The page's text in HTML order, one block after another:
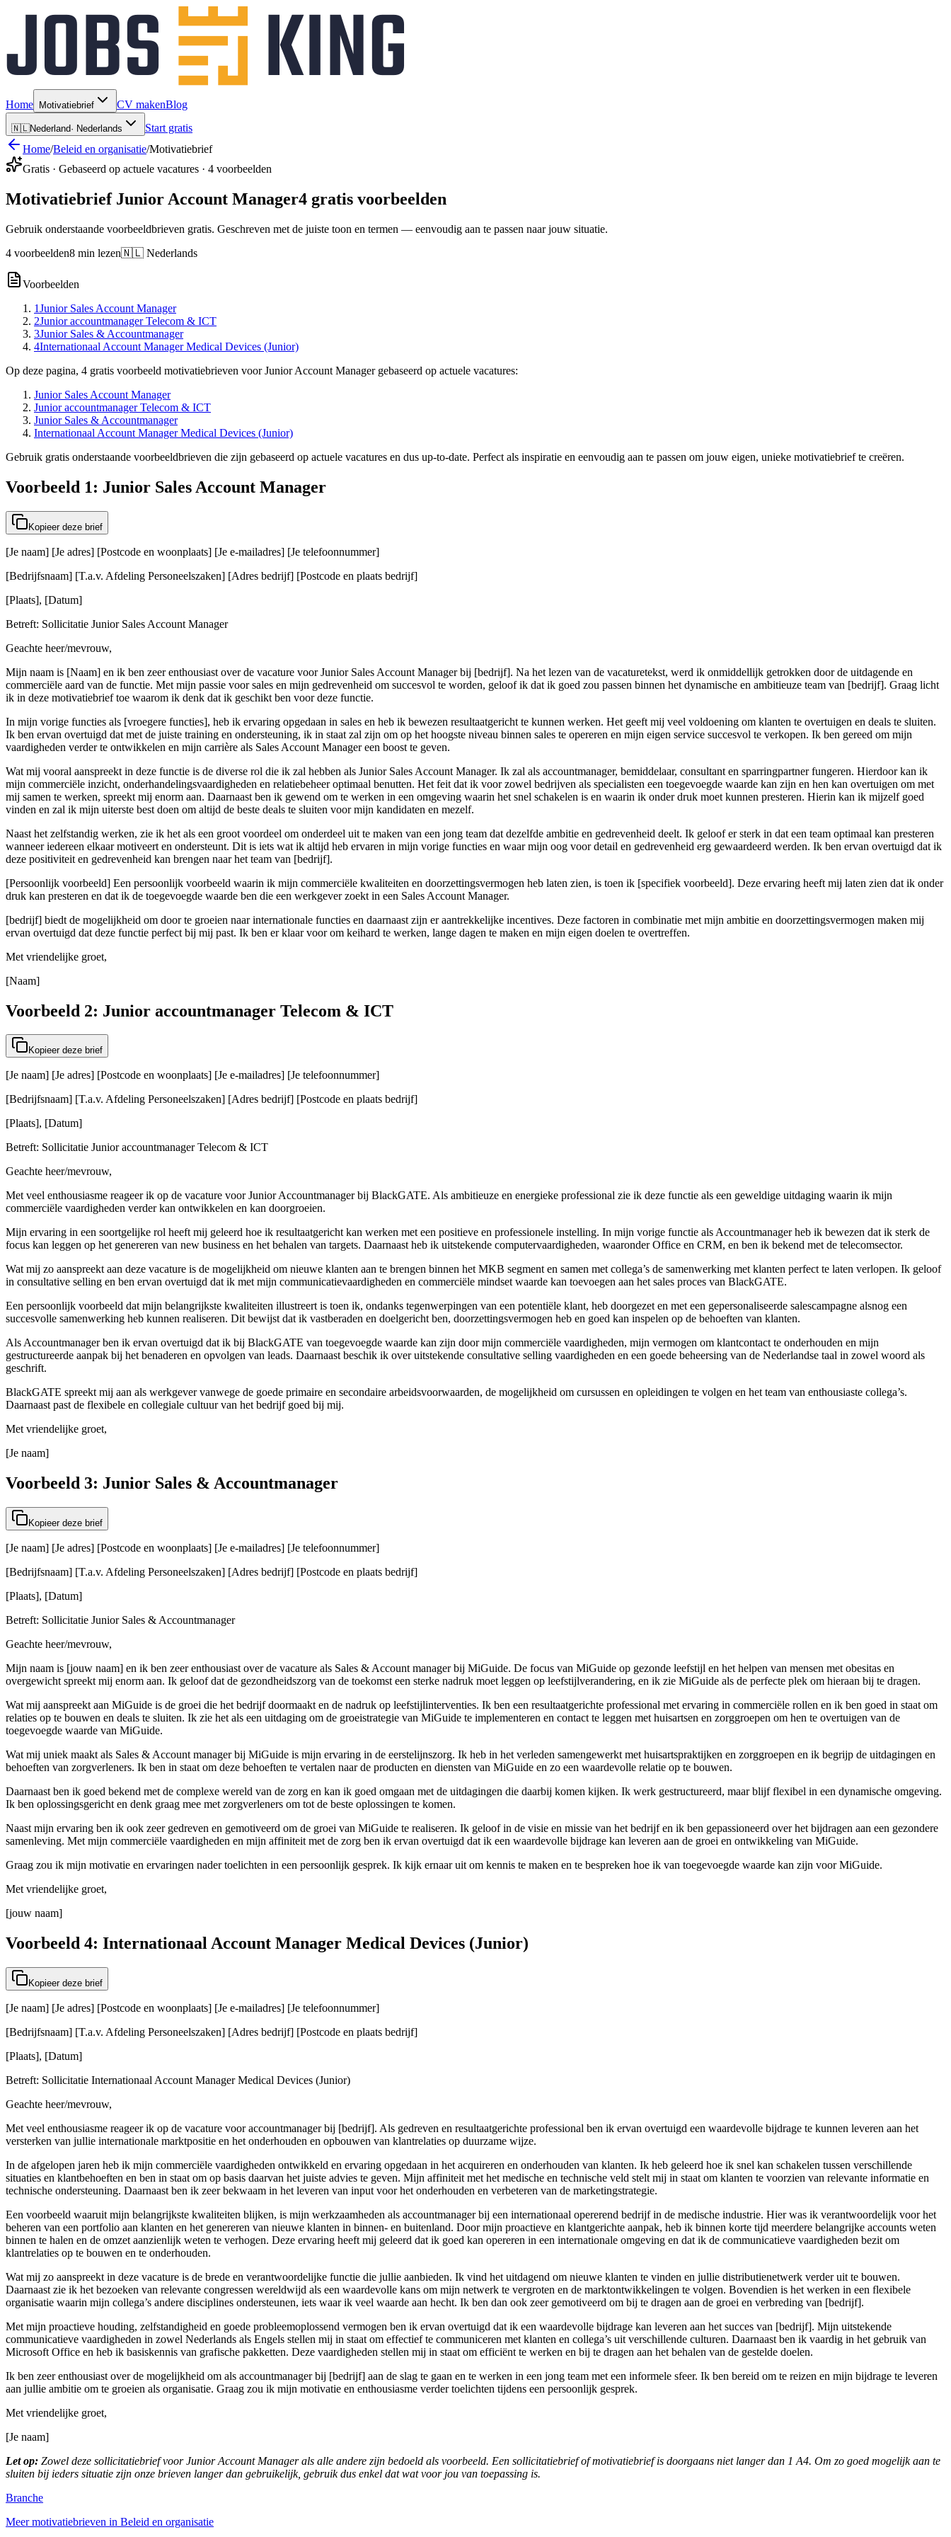
Home Motivatiebrief CV makenBlog
🇳🇱Nederland· Nederlands
Start gratis
Home/Beleid en organisatie/Motivatiebrief
Gratis · Gebaseerd op actuele vacatures · 4 voorbeelden
Motivatiebrief Junior Account Manager4 gratis voorbeelden
Gebruik onderstaande voorbeeldbrieven gratis. Geschreven met de juiste toon en termen — eenvoudig aan te passen naar jouw situatie.
4 voorbeelden8 min lezen🇳🇱 Nederlands
Voorbeelden
1Junior Sales Account Manager
2Junior accountmanager Telecom & ICT
3Junior Sales & Accountmanager
4Internationaal Account Manager Medical Devices (Junior)
Op deze pagina, 4 gratis voorbeeld motivatiebrieven voor Junior Account Manager gebaseerd op actuele vacatures:
Junior Sales Account Manager
Junior accountmanager Telecom & ICT
Junior Sales & Accountmanager
Internationaal Account Manager Medical Devices (Junior)
Gebruik gratis onderstaande voorbeeldbrieven die zijn gebaseerd op actuele vacatures en dus up-to-date. Perfect als inspiratie en eenvoudig aan te passen om jouw eigen, unieke motivatiebrief te creëren.
Voorbeeld 1: Junior Sales Account Manager
Kopieer deze brief
[Je naam] [Je adres] [Postcode en woonplaats] [Je e-mailadres] [Je telefoonnummer]
[Bedrijfsnaam] [T.a.v. Afdeling Personeelszaken] [Adres bedrijf] [Postcode en plaats bedrijf]
[Plaats], [Datum]
Betreft: Sollicitatie Junior Sales Account Manager
Geachte heer/mevrouw,
Mijn naam is [Naam] en ik ben zeer enthousiast over de vacature voor Junior Sales Account Manager bij [bedrijf]. Na het lezen van de vacaturetekst, werd ik onmiddellijk getrokken door de uitdagende en
commerciële aard van de functie. Met mijn passie voor sales en mijn gedrevenheid om succesvol te worden, geloof ik dat ik goed zou passen binnen het dynamische en ambitieuze team van [bedrijf]. Graag licht
ik in deze motivatiebrief toe waarom ik denk dat ik geschikt ben voor deze functie.
In mijn vorige functies als [vroegere functies], heb ik ervaring opgedaan in sales en heb ik bewezen resultaatgericht te kunnen werken. Het geeft mij veel voldoening om klanten te overtuigen en deals te sluiten.
Ik ben ervan overtuigd dat met de juiste training en ondersteuning, ik in staat zal zijn om op het hoogste niveau binnen sales te opereren en mijn eigen service succesvol te verkopen. Ik ben gereed om mijn
vaardigheden verder te ontwikkelen en mijn carrière als Sales Account Manager een boost te geven.
Wat mij vooral aanspreekt in deze functie is de diverse rol die ik zal hebben als Junior Sales Account Manager. Ik zal als accountmanager, bemiddelaar, consultant en sparringpartner fungeren. Hierdoor kan ik
mijn commerciële inzicht, onderhandelingsvaardigheden en relatiebeheer optimaal benutten. Het feit dat ik voor zowel bedrijven als specialisten een toegevoegde waarde kan zijn en hen kan overtuigen om met
mij samen te werken, spreekt mij enorm aan. Daarnaast ben ik gewend om te werken in een omgeving waarin het snel schakelen is en waarin ik onder druk moet kunnen presteren. Hierin kan ik mijzelf goed
vinden en zal ik mijn uiterste best doen om altijd de beste deals te sluiten voor mijn kandidaten en mezelf.
Naast het zelfstandig werken, zie ik het als een groot voordeel om onderdeel uit te maken van een jong team dat dezelfde ambitie en gedrevenheid deelt. Ik geloof er sterk in dat een team optimaal kan presteren
wanneer iedereen elkaar motiveert en ondersteunt. Dit is iets wat ik altijd heb ervaren in mijn vorige functies en waar mijn oog voor detail en gedrevenheid erg gewaardeerd werden. Ik ben ervan overtuigd dat ik
deze positiviteit en gedrevenheid kan brengen naar het team van [bedrijf].
[Persoonlijk voorbeeld] Een persoonlijk voorbeeld waarin ik mijn commerciële kwaliteiten en doorzettingsvermogen heb laten zien, is toen ik [specifiek voorbeeld]. Deze ervaring heeft mij laten zien dat ik onder
druk kan presteren en dat ik de toegevoegde waarde ben die een werkgever zoekt in een Sales Account Manager.
[bedrijf] biedt de mogelijkheid om door te groeien naar internationale functies en daarnaast zijn er aantrekkelijke incentives. Deze factoren in combinatie met mijn ambitie en doorzettingsvermogen maken mij
ervan overtuigd dat deze functie perfect bij mij past. Ik ben er klaar voor om keihard te werken, lange dagen te maken en mijn eigen doelen te overtreffen.
Met vriendelijke groet,
[Naam]
Voorbeeld 2: Junior accountmanager Telecom & ICT
Kopieer deze brief
[Je naam] [Je adres] [Postcode en woonplaats] [Je e-mailadres] [Je telefoonnummer]
[Bedrijfsnaam] [T.a.v. Afdeling Personeelszaken] [Adres bedrijf] [Postcode en plaats bedrijf]
[Plaats], [Datum]
Betreft: Sollicitatie Junior accountmanager Telecom & ICT
Geachte heer/mevrouw,
Met veel enthousiasme reageer ik op de vacature voor Junior Accountmanager bij BlackGATE. Als ambitieuze en energieke professional zie ik deze functie als een geweldige uitdaging waarin ik mijn
commerciële vaardigheden verder kan ontwikkelen en kan doorgroeien.
Mijn ervaring in een soortgelijke rol heeft mij geleerd hoe ik resultaatgericht kan werken met een positieve en professionele instelling. In mijn vorige functie als Accountmanager heb ik bewezen dat ik sterk de
focus kan leggen op het genereren van new business en het behalen van targets. Daarnaast heb ik uitstekende computervaardigheden, waaronder Office en CRM, en ben ik bekend met de telecomsector.
Wat mij zo aanspreekt aan deze vacature is de mogelijkheid om nieuwe klanten aan te brengen binnen het MKB segment en samen met collega’s de samenwerking met klanten perfect te laten verlopen. Ik geloof
in consultative selling en ben ervan overtuigd dat ik met mijn communicatievaardigheden en commerciële mindset waarde kan toevoegen aan het sales proces van BlackGATE.
Een persoonlijk voorbeeld dat mijn belangrijkste kwaliteiten illustreert is toen ik, ondanks tegenwerpingen van een potentiële klant, heb doorgezet en met een gepersonaliseerde salescampagne alsnog een
succesvolle samenwerking heb kunnen realiseren. Dit bewijst dat ik vastberaden en doelgericht ben, doorzettingsvermogen heb en goed kan inspelen op de behoeften van klanten.
Als Accountmanager ben ik ervan overtuigd dat ik bij BlackGATE van toegevoegde waarde kan zijn door mijn commerciële vaardigheden, mijn vermogen om klantcontact te onderhouden en mijn
gestructureerde aanpak bij het benaderen en opvolgen van leads. Daarnaast beschik ik over uitstekende consultative selling vaardigheden en een goede beheersing van de Nederlandse taal in zowel woord als
geschrift.
BlackGATE spreekt mij aan als werkgever vanwege de goede primaire en secondaire arbeidsvoorwaarden, de mogelijkheid om cursussen en opleidingen te volgen en het team van enthousiaste collega’s.
Daarnaast past de flexibele en collegiale cultuur van het bedrijf goed bij mij.
Met vriendelijke groet,
[Je naam]
Voorbeeld 3: Junior Sales & Accountmanager
Kopieer deze brief
[Je naam] [Je adres] [Postcode en woonplaats] [Je e-mailadres] [Je telefoonnummer]
[Bedrijfsnaam] [T.a.v. Afdeling Personeelszaken] [Adres bedrijf] [Postcode en plaats bedrijf]
[Plaats], [Datum]
Betreft: Sollicitatie Junior Sales & Accountmanager
Geachte heer/mevrouw,
Mijn naam is [jouw naam] en ik ben zeer enthousiast over de vacature als Sales & Account manager bij MiGuide. De focus van MiGuide op gezonde leefstijl en het helpen van mensen met obesitas en
overgewicht spreekt mij enorm aan. Ik geloof dat de gezondheidszorg van de toekomst een sterke nadruk moet leggen op leefstijlverandering, en ik zie MiGuide als de perfecte plek om hieraan bij te dragen.
Wat mij aanspreekt aan MiGuide is de groei die het bedrijf doormaakt en de nadruk op leefstijlinterventies. Ik ben een resultaatgerichte professional met ervaring in commerciële rollen en ik ben goed in staat om
relaties op te bouwen en deals te sluiten. Ik zie het als een uitdaging om de groeistrategie van MiGuide te implementeren en contact te leggen met huisartsen en zorggroepen om hen te overtuigen van de
toegevoegde waarde van MiGuide.
Wat mij uniek maakt als Sales & Account manager bij MiGuide is mijn ervaring in de eerstelijnszorg. Ik heb in het verleden samengewerkt met huisartspraktijken en zorggroepen en ik begrijp de uitdagingen en
behoeften van zorgverleners. Ik ben in staat om deze behoeften te vertalen naar de producten en diensten van MiGuide en zo een waardevolle relatie op te bouwen.
Daarnaast ben ik goed bekend met de complexe wereld van de zorg en kan ik goed omgaan met de uitdagingen die daarbij komen kijken. Ik werk gestructureerd, maar blijf flexibel in een dynamische omgeving.
Ik ben oplossingsgericht en denk graag mee met zorgverleners om tot de beste oplossingen te komen.
Naast mijn ervaring ben ik ook zeer gedreven en gemotiveerd om de groei van MiGuide te realiseren. Ik geloof in de visie en missie van het bedrijf en ik ben gepassioneerd over het bijdragen aan een gezondere
samenleving. Met mijn commerciële vaardigheden en mijn affiniteit met de zorg ben ik ervan overtuigd dat ik een waardevolle bijdrage kan leveren aan de groei en ontwikkeling van MiGuide.
Graag zou ik mijn motivatie en ervaringen nader toelichten in een persoonlijk gesprek. Ik kijk ernaar uit om kennis te maken en te bespreken hoe ik van toegevoegde waarde kan zijn voor MiGuide.
Met vriendelijke groet,
[jouw naam]
Voorbeeld 4: Internationaal Account Manager Medical Devices (Junior)
Kopieer deze brief
[Je naam] [Je adres] [Postcode en woonplaats] [Je e-mailadres] [Je telefoonnummer]
[Bedrijfsnaam] [T.a.v. Afdeling Personeelszaken] [Adres bedrijf] [Postcode en plaats bedrijf]
[Plaats], [Datum]
Betreft: Sollicitatie Internationaal Account Manager Medical Devices (Junior)
Geachte heer/mevrouw,
Met veel enthousiasme reageer ik op de vacature voor accountmanager bij [bedrijf]. Als gedreven en resultaatgerichte professional ben ik ervan overtuigd een waardevolle bijdrage te kunnen leveren aan het
versterken van jullie internationale marktpositie en het onderhouden en opbouwen van klantrelaties op duurzame wijze.
In de afgelopen jaren heb ik mijn commerciële vaardigheden ontwikkeld en ervaring opgedaan in het acquireren en onderhouden van klanten. Ik heb geleerd hoe ik snel kan schakelen tussen verschillende
situaties en klantbehoeften en ben in staat om op basis daarvan het juiste advies te geven. Mijn affiniteit met het medische en technische veld stelt mij in staat om klanten te voorzien van relevante informatie en
technische ondersteuning. Daarnaast ben ik zeer bekwaam in het leveren van input voor het onderhouden en verbeteren van de marketingstrategie.
Een voorbeeld waaruit mijn belangrijkste kwaliteiten blijken, is mijn werkzaamheden als accountmanager bij een internationaal opererend bedrijf in de medische industrie. Hier was ik verantwoordelijk voor het
beheren van een portfolio aan klanten en het genereren van nieuwe klanten in binnen- en buitenland. Door mijn proactieve en klantgerichte aanpak, heb ik binnen korte tijd meerdere belangrijke accounts weten
binnen te halen en de omzet aanzienlijk weten te verhogen. Deze ervaring heeft mij geleerd dat ik goed kan opereren in een internationale omgeving en dat ik de communicatieve vaardigheden bezit om
klantrelaties op te bouwen en te onderhouden.
Wat mij zo aanspreekt in deze vacature is de brede en verantwoordelijke functie die jullie aanbieden. Ik vind het uitdagend om nieuwe klanten te vinden en jullie distributienetwerk verder uit te bouwen.
Daarnaast zie ik het bezoeken van relevante congressen wereldwijd als een waardevolle kans om mijn netwerk te vergroten en de marktontwikkelingen te volgen. Bovendien is het werken in een flexibele
organisatie waarin mijn collega’s andere disciplines ondersteunen, iets waar ik veel waarde aan hecht. Ik ben dan ook zeer gemotiveerd om bij te dragen aan de groei en verbreding van [bedrijf].
Met mijn proactieve houding, zelfstandigheid en goede probleemoplossend vermogen ben ik ervan overtuigd dat ik een waardevolle bijdrage kan leveren aan het succes van [bedrijf]. Mijn uitstekende
communicatieve vaardigheden in zowel Nederlands als Engels stellen mij in staat om effectief te communiceren met klanten en collega’s uit verschillende culturen. Daarnaast ben ik vaardig in het gebruik van
Microsoft Office en heb ik basiskennis van grafische pakketten. Deze vaardigheden stellen mij in staat om efficiënt te werken en bij te dragen aan het behalen van de gestelde doelen.
Ik ben zeer enthousiast over de mogelijkheid om als accountmanager bij [bedrijf] aan de slag te gaan en te werken in een jong team met een informele sfeer. Ik ben bereid om te reizen en mijn bijdrage te leveren
aan jullie ambitie om te groeien als organisatie. Graag zou ik mijn motivatie en enthousiasme verder toelichten tijdens een persoonlijk gesprek.
Met vriendelijke groet,
[Je naam]
Let op: Zowel deze sollicitatiebrief voor Junior Account Manager als alle andere zijn bedoeld als voorbeeld. Een sollicitatiebrief of motivatiebrief is doorgaans niet langer dan 1 A4. Om zo goed mogelijk aan te
sluiten bij ieders situatie zijn onze brieven langer dan gebruikelijk, gebruik dus enkel dat wat voor jou van toepassing is.
Branche
Meer motivatiebrieven in Beleid en organisatie